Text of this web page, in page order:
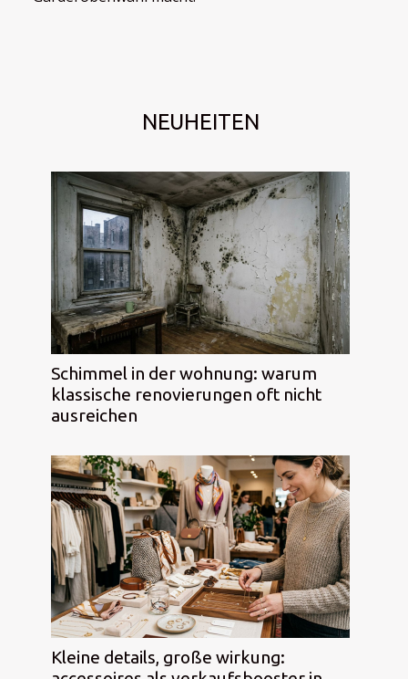
NEUHEITEN
Schimmel in der wohnung: warum
klassische renovierungen oft nicht
ausreichen
Kleine details, große wirkung: